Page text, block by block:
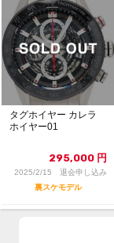
タグホイヤー カレラ
ホイヤー01
295,000 円
2025/2/15 退会申し込み
裏スケモデル